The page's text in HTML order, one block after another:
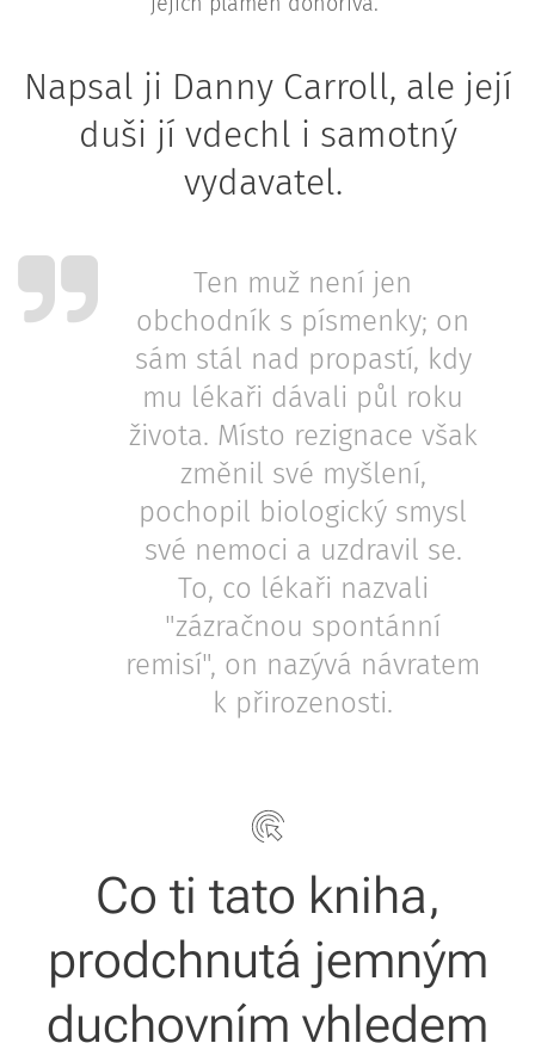
Napsal ji Danny Carroll, ale její
duši jí vdechl i samotný
vydavatel.
Ten muž není jen
obchodník s písmenky; on
sám stál nad propastí, kdy
mu lékaři dávali půl roku
života. Místo rezignace však
změnil své myšlení,
pochopil biologický smysl
své nemoci a uzdravil se.
To, co lékaři nazvali
"zázračnou spontánní
remisí", on nazývá návratem
k přirozenosti.
Co ti tato kniha,
prodchnutá jemným
duchovním vhledem